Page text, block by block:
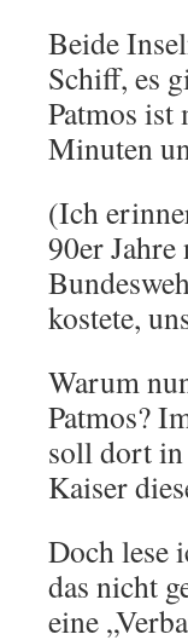
Beide
Schiff, es
Patmos ist
Minuten
(Ich
90er
kostete,
Warum
Patmos?
soll dort in
Kaiser
Doch lese
das nicht
eine